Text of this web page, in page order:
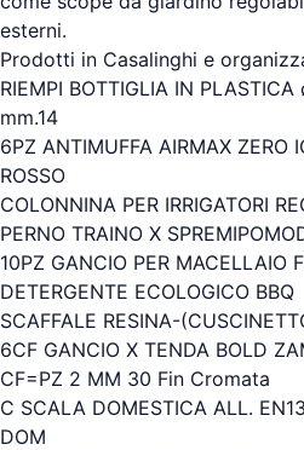
esterni.
Prodotti in Casalinghi e
RIEMPI BOTTIGLIA IN
mm.14
6PZ ANTIMUFFA AIRMAX ZERO
ROSSO
COLONNINA PER IRRIGATORI
PERNO TRAINO X
10PZ GANCIO PER MACELLAIO
DETERGENTE ECOLOGICO BBQ
SCAFFALE RESINA-
6CF GANCIO X TENDA BOLD
CF=PZ 2 MM 30 Fin Cromata
C SCALA DOMESTICA ALL.
DOM